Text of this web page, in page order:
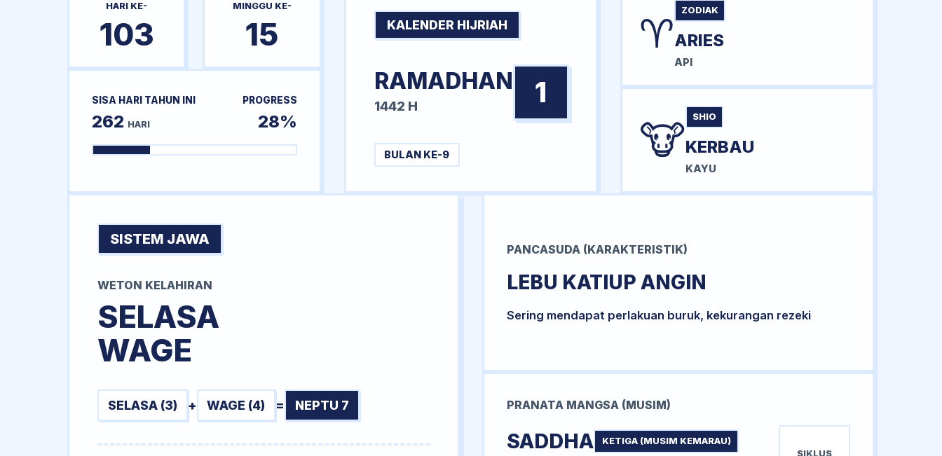
HARI KE-
103
MINGGU KE-
15
SISA HARI TAHUN INI
262 HARI
PROGRESS
28%
KALENDER HIJRIAH
RAMADHAN
1442 H 1
BULAN KE-9
♈ ZODIAK
ARIES
API
🐮 SHIO
KERBAU
KAYU
SISTEM JAWA
WETON KELAHIRAN
SELASA
WAGE
SELASA (3) + WAGE (4) = NEPTU 7
PANCASUDA (KARAKTERISTIK)
LEBU KATIUP ANGIN
Sering mendapat perlakuan buruk, kekurangan rezeki
PRANATA MANGSA (MUSIM)
SADDHA KETIGA (MUSIM KEMARAU)
SIKLUS